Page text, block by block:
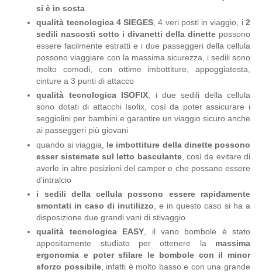
si è in sosta
qualità tecnologica 4 SIEGES, 4 veri posti in viaggio, i2
sedili nascosti sotto i divanetti della dinette possono
essere facilmente estratti e i due passeggeri della cellula
possono viaggiare con la massima sicurezza, i sedili sono
molto comodi, con ottime imbottiture, appoggiatesta,
cinture a 3 punti di attacco
qualità tecnologica ISOFIX, i due sedili della cellula
sono dotati di attacchi Isofix, così da poter assicurare i
seggiolini per bambini e garantire un viaggio sicuro anche
ai passeggeri più giovani
quando si viaggia, le imbottiture della dinette possono
esser sistemate sul letto basculante, così da evitare di
averle in altre posizioni del camper e che possano essere
d'intralcio
i sedili della cellula possono essere rapidamente
smontati in caso di inutilizzo , e in questo caso si ha a
disposizione due grandi vani di stivaggio
qualità tecnologica EASY , il vano bombole è stato
appositamente studiato per ottenere la massima
ergonomia e poter sfilare le bombole con il minor
sforzo possibile, infatti è molto basso e con una grande